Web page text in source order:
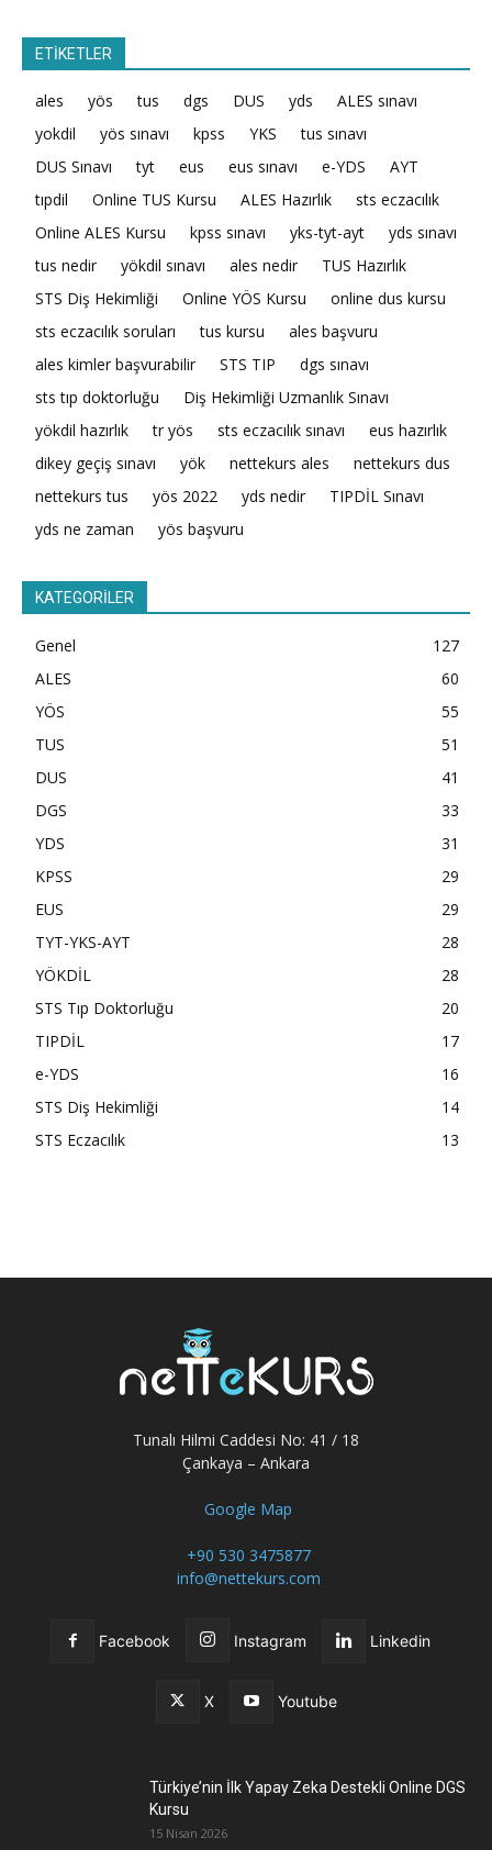
ETİKETLER
ales yös tus dgs DUS yds
ALES sınavı
yokdil
yös sınavı kpss YKS
tus sınavı
DUS Sınavı
tyt eus eus sınavı e-YDS
AYT
tıpdil
Online TUS Kursu ALES Hazırlık
sts eczacılık
Online ALES Kursu
kpss sınavı yks-tyt-ayt
yds sınavı
tus nedir
yökdil sınavı ales nedir
TUS Hazırlık
STS Diş Hekimliği
Online YÖS Kursu
online dus kursu
sts eczacılık soruları
tus kursu
ales başvuru
ales kimler başvurabilir
STS TIP
dgs sınavı
sts tıp doktorluğu
Diş Hekimliği Uzmanlık Sınavı
yökdil hazırlık
tr yös sts eczacılık sınavı
eus hazırlık
dikey geçiş sınavı
yök nettekurs ales
nettekurs dus
nettekurs tus
yös 2022 yds nedir
TIPDİL Sınavı
yds ne zaman
yös başvuru
KATEGORİLER
Genel
127
ALES
60
YÖS
55
TUS
51
DUS
41
DGS
33
YDS
31
KPSS
29
EUS
29
TYT-YKS-AYT
28
YÖKDİL
28
STS Tıp Doktorluğu
20
TIPDİL
17
e-YDS
16
STS Diş Hekimliği
14
STS Eczacılık
13
Tunalı Hilmi Caddesi No: 41 / 18
Çankaya – Ankara
Google Map
+90 530 3475877
info@nettekurs.com
Facebook Instagram Linkedin
X Youtube
Türkiye’nin İlk Yapay Zeka Destekli Online DGS
Kursu
15 Nisan 2026